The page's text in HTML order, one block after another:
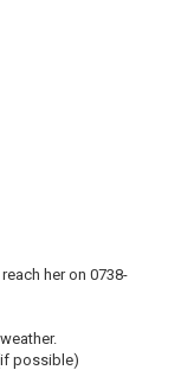
her on 0738-
possible)